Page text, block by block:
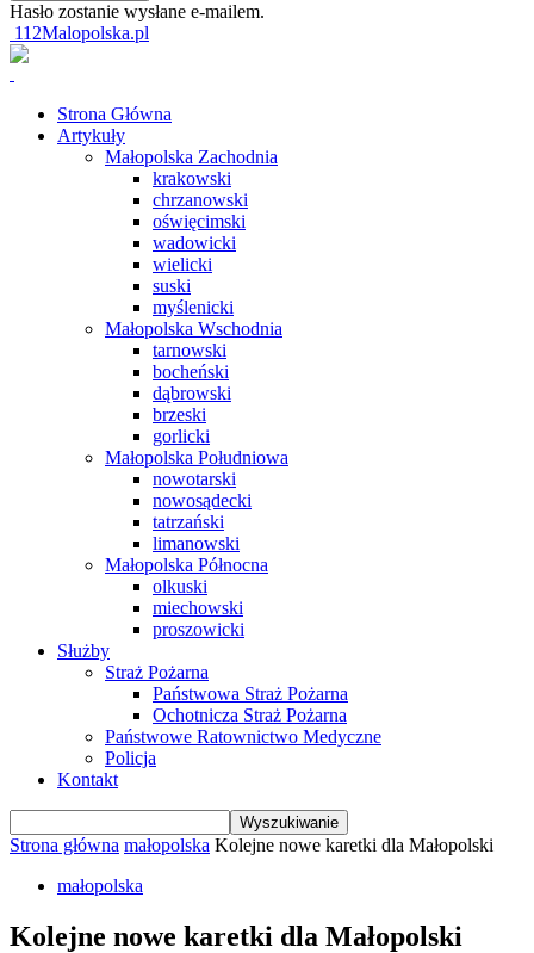
Hasło zostanie wysłane e-mailem.
112Malopolska.pl
Strona Główna
Artykuły
Małopolska Zachodnia
krakowski
chrzanowski
oświęcimski
wadowicki
wielicki
suski
myślenicki
Małopolska Wschodnia
tarnowski
bocheński
dąbrowski
brzeski
gorlicki
Małopolska Południowa
nowotarski
nowosądecki
tatrzański
limanowski
Małopolska Północna
olkuski
miechowski
proszowicki
Służby
Straż Pożarna
Państwowa Straż Pożarna
Ochotnicza Straż Pożarna
Państwowe Ratownictwo Medyczne
Policja
Kontakt
Strona główna małopolska Kolejne nowe karetki dla Małopolski
małopolska
Kolejne nowe karetki dla Małopolski